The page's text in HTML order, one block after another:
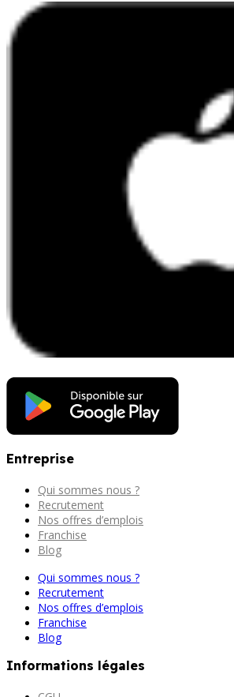
Entreprise
Qui sommes nous ?
Recrutement
Nos offres d’emplois
Franchise
Blog
Qui sommes nous ?
Recrutement
Nos offres d’emplois
Franchise
Blog
Informations légales